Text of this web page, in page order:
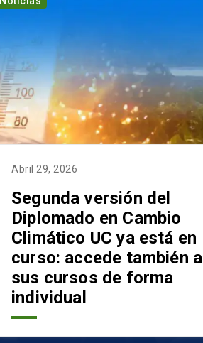
Abril 29, 2026
Segunda versión del
Diplomado en Cambio
Climático UC ya está en
curso: accede también a
sus cursos de forma
individual